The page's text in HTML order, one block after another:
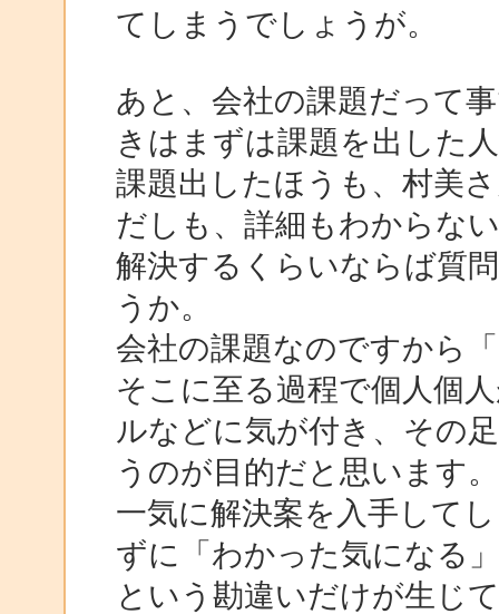
てしまうでしょうが。
あと、会社の課題だって
きはまずは課題を出した
課題出したほうも、村美
だしも、詳細もわからな
解決するくらいならば質
うか。
会社の課題なのですから
そこに至る過程で個人個
ルなどに気が付き、その
うのが目的だと思います
一気に解決案を入手して
ずに「わかった気になる
という勘違いだけが生じ